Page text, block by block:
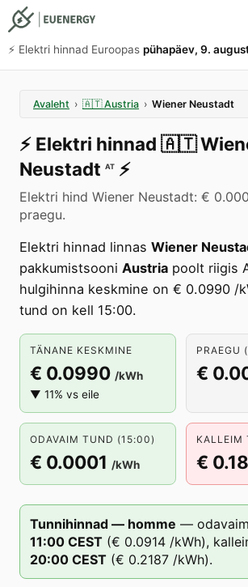
⚡️ Elektri hinnad Euroopas pühapäev, 9.
Avaleht › 🇦🇹 Austria › Wiener Neustadt
⚡️ Elektri hinnad 🇦🇹
Neustadt AT ⚡️
Elektri hind Wiener Neustadt: €
praegu.
Elektri hinnad linnas Wiener
pakkumistsooni Austria poolt riigis
hulgihinna keskmine on € 0.0990 /
tund on kell 15:00.
TÄNANE KESKMINE
€ 0.0990 /kWh
▼ 11% vs eile
PRAEGU
€
ODAVAIM TUND (15:00)
€ 0.0001 /kWh
KALLEIM
€
Tunnihinnad — homme —
11:00 CEST (€ 0.0914 /kWh),
20:00 CEST (€ 0.2187 /kWh).